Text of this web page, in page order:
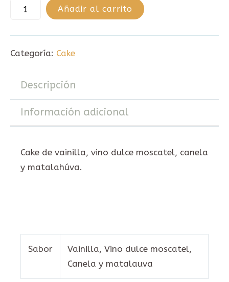
Añadir al carrito
Categoría: Cake
Descripción
Información adicional
Cake de vainilla, vino dulce moscatel, canela
y matalahúva.
Sabor
Vainilla, Vino dulce moscatel,
Canela y matalauva